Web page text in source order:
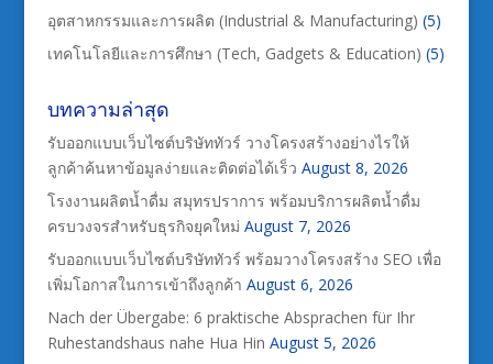
อุตสาหกรรมและการผลิต (Industrial & Manufacturing) (5)
เทคโนโลยีและการศึกษา (Tech, Gadgets & Education) (5)
บทความล่าสุด
รับออกแบบเว็บไซต์บริษัททัวร์ วางโครงสร้างอย่างไรให้
ลูกค้าค้นหาข้อมูลง่ายและติดต่อได้เร็ว August 8, 2026
โรงงานผลิตน้ำดื่ม สมุทรปราการ พร้อมบริการผลิตน้ำดื่ม
ครบวงจรสำหรับธุรกิจยุคใหม่ August 7, 2026
รับออกแบบเว็บไซต์บริษัททัวร์ พร้อมวางโครงสร้าง SEO เพื่อ
เพิ่มโอกาสในการเข้าถึงลูกค้า August 6, 2026
Nach der Übergabe: 6 praktische Absprachen für Ihr
Ruhestandshaus nahe Hua Hin August 5, 2026